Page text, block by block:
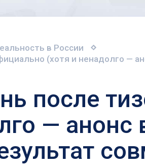
в России
(хотя и ненадолго —
после
— анонс